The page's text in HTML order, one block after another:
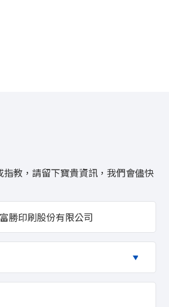
教，請留下寶貴資訊，我們會儘快
富勝印刷股份有限公司